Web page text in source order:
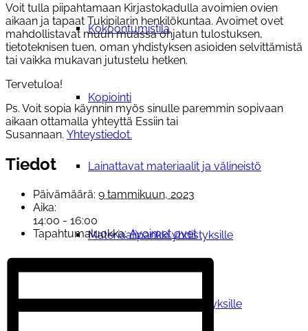
Kokoontumistila
Kopiointi
Lainattavat materiaalit ja välineistö
Materiaalipankki yhdistyksille
Tilauskoulutukset yhdistyksille
Voit tulla piipahtamaan Kirjastokadulla avoimien ovien
aikaan ja tapaat Tukipilarin henkilökuntaa. Avoimet ovet
mahdollistavat muun muassa ohjatun tulostuksen,
tietoteknisen tuen, oman yhdistyksen asioiden selvittämistä
tai vaikka mukavan jutustelu hetken.
Tervetuloa!
Ps. Voit sopia käynnin myös sinulle paremmin sopivaan
aikaan ottamalla yhteyttä Essiin tai
Susannaan. Yhteystiedot.
Tiedot
Päivämäärä: 9 tammikuun, 2023
Aika:
14:00 - 16:00
Tapahtumaluokka: Avoimet ovet